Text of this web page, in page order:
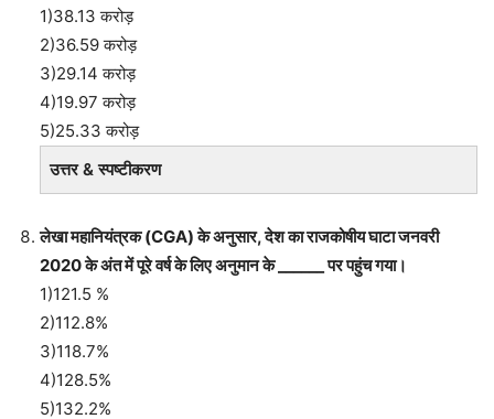
1)38.13 करोड़
2)36.59 करोड़
3)29.14 करोड़
4)19.97 करोड़
5)25.33 करोड़
उत्तर & स्पष्टीकरण
लेखा महानियंत्रक (CGA) के अनुसार, देश का राजकोषीय घाटा जनवरी
2020 के अंत में पूरे वर्ष के लिए अनुमान के ______ पर पहुंच गया।
1)121.5 %
2)112.8%
3)118.7%
4)128.5%
5)132.2%